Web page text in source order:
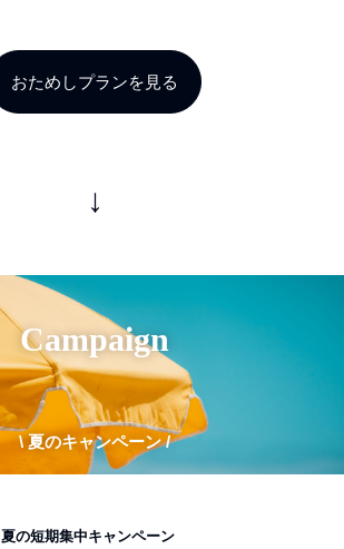
おためしプランを見る
↓
Campaign
\ 夏のキャンペーン /
夏の短期集中キャンペーン